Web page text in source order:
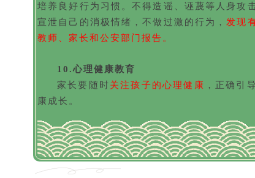
培养良好行为习惯。不得造谣、诬蔑等人身攻
宣泄自己的消极情绪，不做过激的行为， 发现
教师、家长和公安部门报告。
10.心理健康教育
家长要随时关注孩子的心理健康 ，正确引
康成长。